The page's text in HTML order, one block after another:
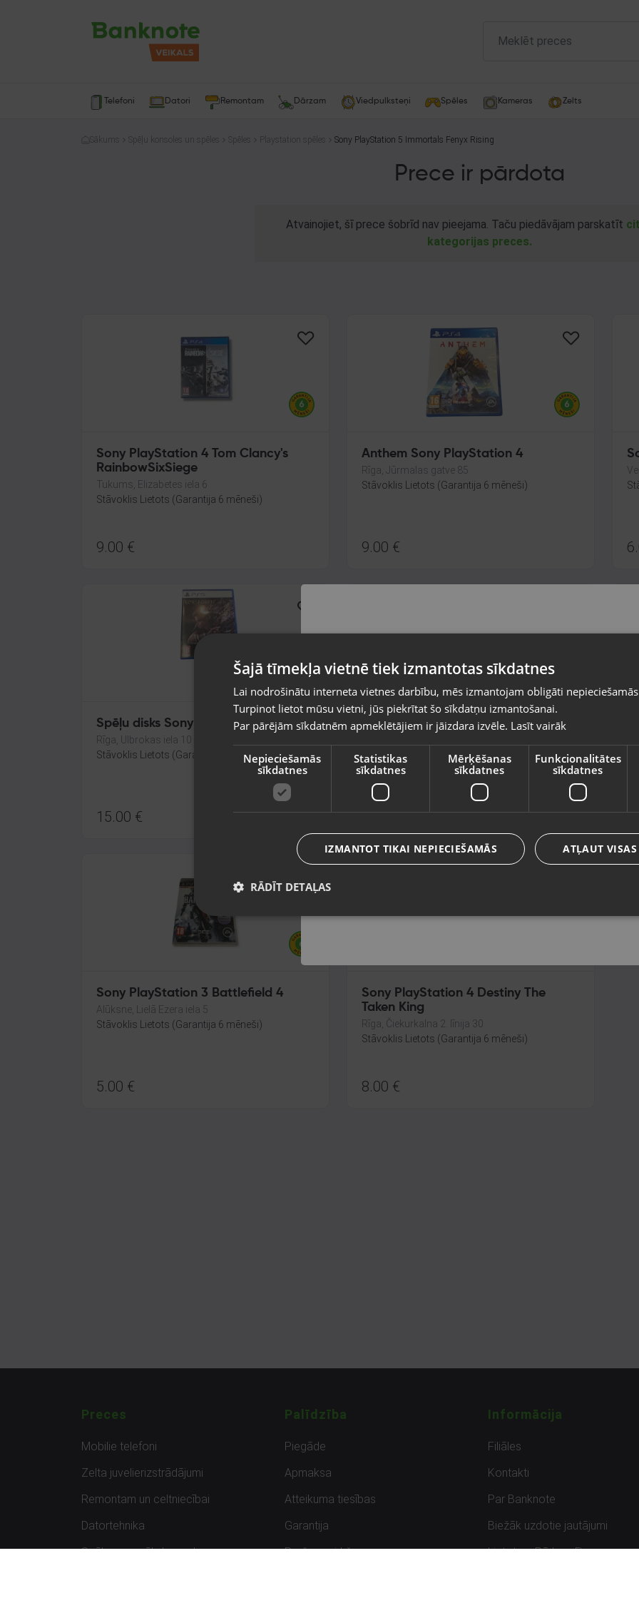
Telefoni Datori Remontam Dārzam Viedpulksteņi Spēles Kameras Zelts
Sākums Spēļu konsoles un spēles Spēles Playstation spēles Sony PlayStation 5 Immortals Fenyx Rising
Prece ir pārdota
Atvainojiet, šī prece šobrīd nav pieejama. Taču piedāvājam parskatīt
kategorijas preces.
Sony PlayStation 4 Tom Clancy's
RainbowSixSiege
Tukums, Elizabetes iela 6
Stāvoklis Lietots (Garantija 6 mēneši)
9.00 €
Anthem Sony PlayStation 4
Rīga, Jūrmalas gatve 85
Stāvoklis Lietots (Garantija 6 mēneši)
9.00 €
Spēļu disks Sony PlayStation 5
Rīga, Ulbrokas iela 10
Stāvoklis Lietots (Garantija 6 mēneši)
15.00 €
Sony PlayStation 4 Bound by Flame
Stāvoklis Lietots (Garantija 6 mēneši)
12.00€
Sony PlayStation 3 Battlefield 4
Alūksne, Lielā Ezera iela 5
Stāvoklis Lietots (Garantija 6 mēneši)
5.00 €
Sony PlayStation 4 Destiny The
Taken King
Rīga, Čiekurkalna 2. līnija 30
Stāvoklis Lietots (Garantija 6 mēneši)
8.00 €
Preces
Mobilie telefoni
Zelta juvelierizstrādājumi
Remontam un celtniecībai
Datortehnika
Spēles un spēļu konsoles
Palīdzība
Piegāde
Apmaksa
Atteikuma tiesības
Garantija
Preču uzpirkšana
Informācija
Filiāles
Kontakti
Par Banknote
Biežāk uzdotie jautājumi
Lietots – Pārbaudīts
valsti
Vietnes saturs būs attēlots izvēlētajā valodā
Valsts
Valoda
Latviešu / Latvian
Šajā tīmekļa vietnē tiek izmantotas sīkdatnes
Lai nodrošinātu interneta vietnes darbību, mēs izmantojam obligāti
Turpinot lietot mūsu vietni, jūs piekrītat šo sīkdatņu izmantošanai.
Par pārējām sīkdatnēm apmeklētājiem ir jāizdara izvēle. Lasīt vairāk
Nepieciešamās
sīkdatnes
Statistikas
sīkdatnes
Mērķēšanas
sīkdatnes
Funkcionalitātes
sīkdatnes
ATĻAUT
IZMANTOT TIKAI NEPIECIEŠAMĀS
RĀDĪT DETAĻAS